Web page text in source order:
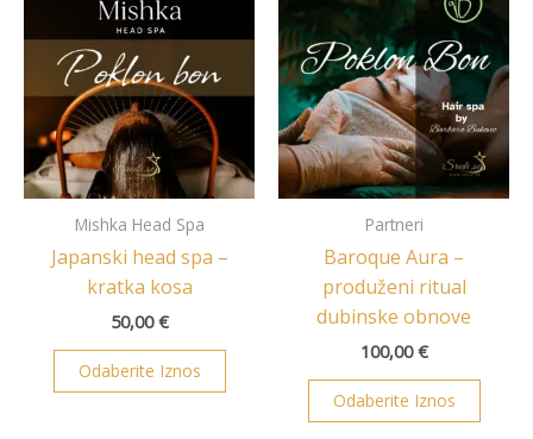
Mishka Head Spa
Japanski head spa –
kratka kosa
50,00€
Odaberite Iznos
Partneri
Baroque Aura –
produženi ritual
dubinske obnove
100,00€
Odaberite Iznos